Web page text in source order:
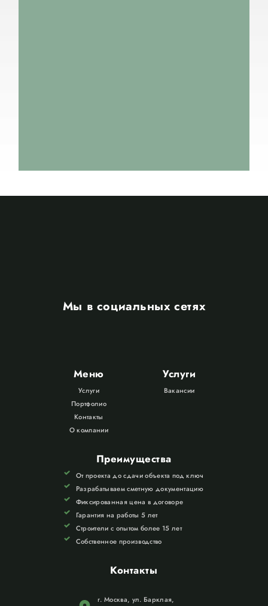
Мы в социальных сетях
Меню
Услуги
Портфолио
Контакты
О компании
Услуги
Вакансии
Преимущества
От проекта до сдачи объекта под ключ
Разрабатываем сметную документацию
Фиксированная цена в договоре
Гарантия на работы 5 лет
Строители с опытом более 15 лет
Собственное производство
Контакты
г. Москва, ул. Барклая,